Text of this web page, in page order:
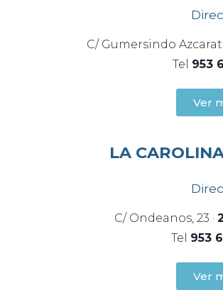
C/ Gumersindo Azcarate,
Tel 953
Ver
LA
C/ Ondeanos, 23 ·
Tel 953
Ver